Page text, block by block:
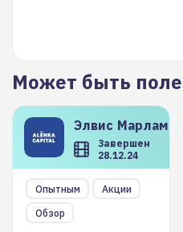
Может быть
Элвис Марламов
Завершен
28.12.24
Опытным
Акции
Обзор